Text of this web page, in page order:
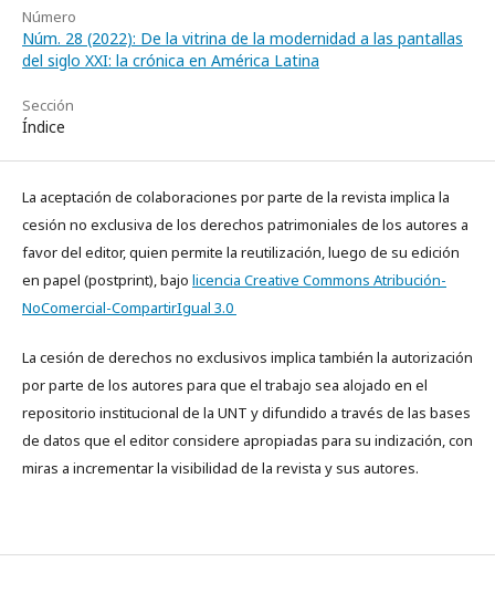
Número
Núm. 28 (2022): De la vitrina de la modernidad a las pantallas
del siglo XXI: la crónica en América Latina
Sección
Índice
La aceptación de colaboraciones por parte de la revista implica la
cesión no exclusiva de los derechos patrimoniales de los autores a
favor del editor, quien permite la reutilización, luego de su edición
en papel (postprint), bajo licencia Creative Commons Atribución-
NoComercial-CompartirIgual 3.0
La cesión de derechos no exclusivos implica también la autorización
por parte de los autores para que el trabajo sea alojado en el
repositorio institucional de la UNT y difundido a través de las bases
de datos que el editor considere apropiadas para su indización, con
miras a incrementar la visibilidad de la revista y sus autores.